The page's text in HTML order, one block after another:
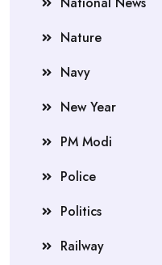
Nature
Navy
New Year
PM Modi
Police
Politics
Railway